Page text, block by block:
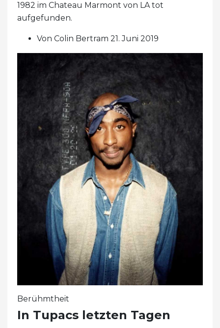
1982 im Chateau Marmont von LA tot
aufgefunden.
Von Colin Bertram 21. Juni 2019
Berühmtheit
In Tupacs letzten Tagen